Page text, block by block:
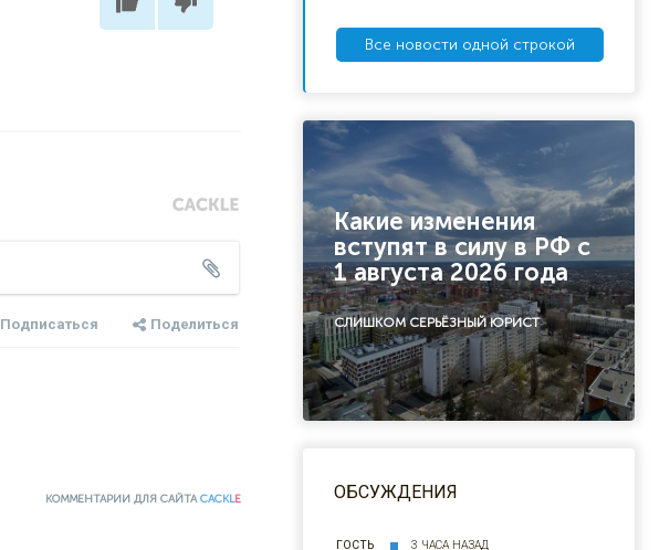
Подписаться Поделиться
КОММЕНТАРИИ ДЛЯ САЙТАCACKLE
Все новости одной строкой
Какие изменения
вступят в силу в РФ с
1 августа 2026 года
СЛИШКОМ СЕРЬЁЗНЫЙ ЮРИСТ
ОБСУЖДЕНИЯ
ГОСТЬ 3 ЧАСА НАЗАД